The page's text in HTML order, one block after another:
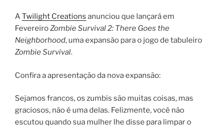
ATwilight Creations anunciou que lançará em
FevereiroZombie Survival 2: There Goes the
Neighborhood, uma expansão para o jogo de tabuleiro
Zombie Survival.
Confira a apresentação da nova expansão:
Sejamos francos, os zumbis são muitas coisas, mas
graciosos, não é uma delas. Felizmente, você não
escutou quando sua mulher lhe disse para limpar o